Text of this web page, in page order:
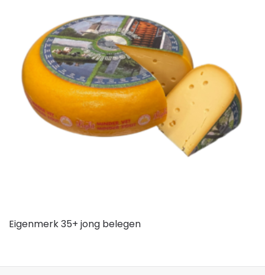
Eigenmerk 35+ jong belegen